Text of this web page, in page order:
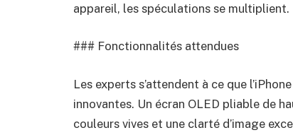
appareil, les spéculations se multiplient.
### Fonctionnalités attendues
Les experts s’attendent à ce que
innovantes. Un écran OLED pliable de
couleurs vives et une clarté d’image